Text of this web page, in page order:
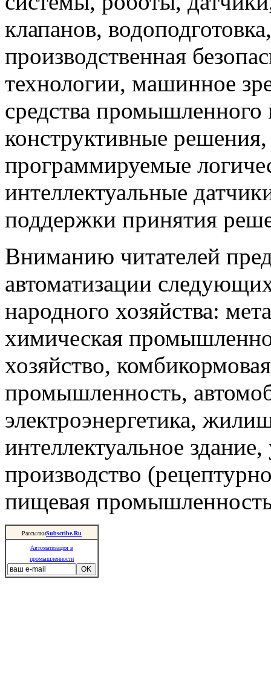
клапанов,
производственная
технологии, машинное
средства
конструктивные
программируемые
интеллектуальные
поддержки принятия
Вниманию читателей
автоматизации
народного хозяйства:
химическая
хозяйство,
промышленность,
электроэнергетика,
интеллектуальное
производство
пищевая
РассылкиSubscribe.Ru
Автоматизация в
промышленности